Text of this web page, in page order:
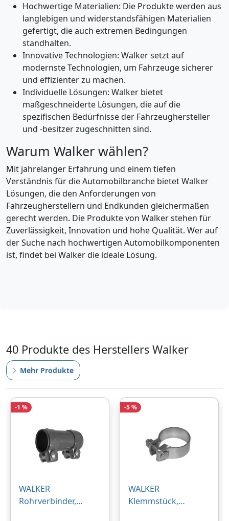
Hochwertige Materialien: Die Produkte werden aus
langlebigen und widerstandsfähigen Materialien
gefertigt, die auch extremen Bedingungen
standhalten.
Innovative Technologien: Walker setzt auf
modernste Technologien, um Fahrzeuge sicherer
und effizienter zu machen.
Individuelle Lösungen: Walker bietet
maßgeschneiderte Lösungen, die auf die
spezifischen Bedürfnisse der Fahrzeughersteller
und -besitzer zugeschnitten sind.
Warum Walker wählen?
Mit jahrelanger Erfahrung und einem tiefen
Verständnis für die Automobilbranche bietet Walker
Lösungen, die den Anforderungen von
Fahrzeugherstellern und Endkunden gleichermaßen
gerecht werden. Die Produkte von Walker stehen für
Zuverlässigkeit, Innovation und hohe Qualität. Wer auf
der Suche nach hochwertigen Automobilkomponenten
ist, findet bei Walker die ideale Lösung.
40 Produkte des Herstellers Walker
Mehr Produkte
-1 %
WALKER
Rohrverbinder,
-5 %
WALKER
Klemmstück,